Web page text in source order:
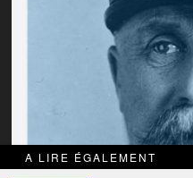
A LIRE ÉGALEMENT